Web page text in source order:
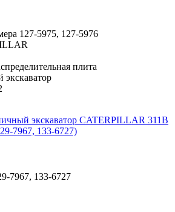
127-5975, 127-5976
плита
экскаватор
7967, 133-6727